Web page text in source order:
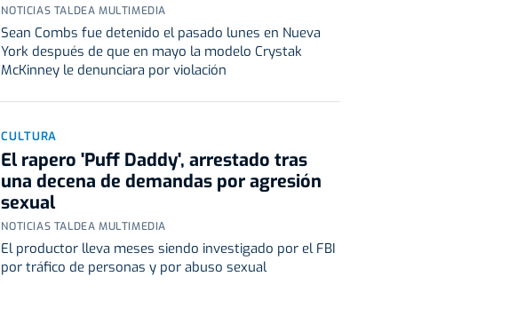
NOTICIAS TALDEA MULTIMEDIA
Sean Combs fue detenido el pasado lunes en Nueva
York después de que en mayo la modelo Crystak
McKinney le denunciara por violación
CULTURA
El rapero 'Puff Daddy', arrestado tras
una decena de demandas por agresión
sexual
NOTICIAS TALDEA MULTIMEDIA
El productor lleva meses siendo investigado por el FBI
por tráfico de personas y por abuso sexual